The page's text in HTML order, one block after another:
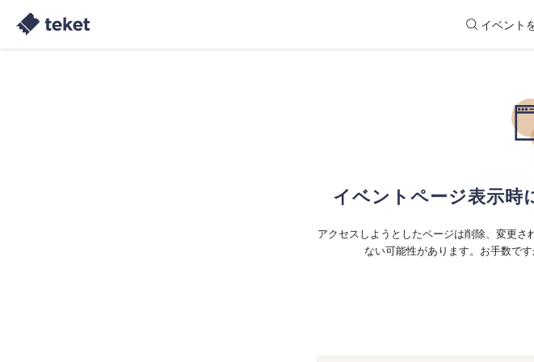
イベント
イベントページ表示時
アクセスしようとしたページは削除、変更さ
ない可能性があります。お手数で